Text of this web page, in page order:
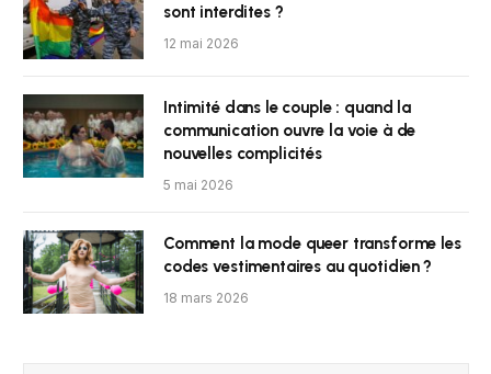
sont interdites ?
12 mai 2026
Intimité dans le couple : quand la
communication ouvre la voie à de
nouvelles complicités
5 mai 2026
Comment la mode queer transforme les
codes vestimentaires au quotidien ?
18 mars 2026